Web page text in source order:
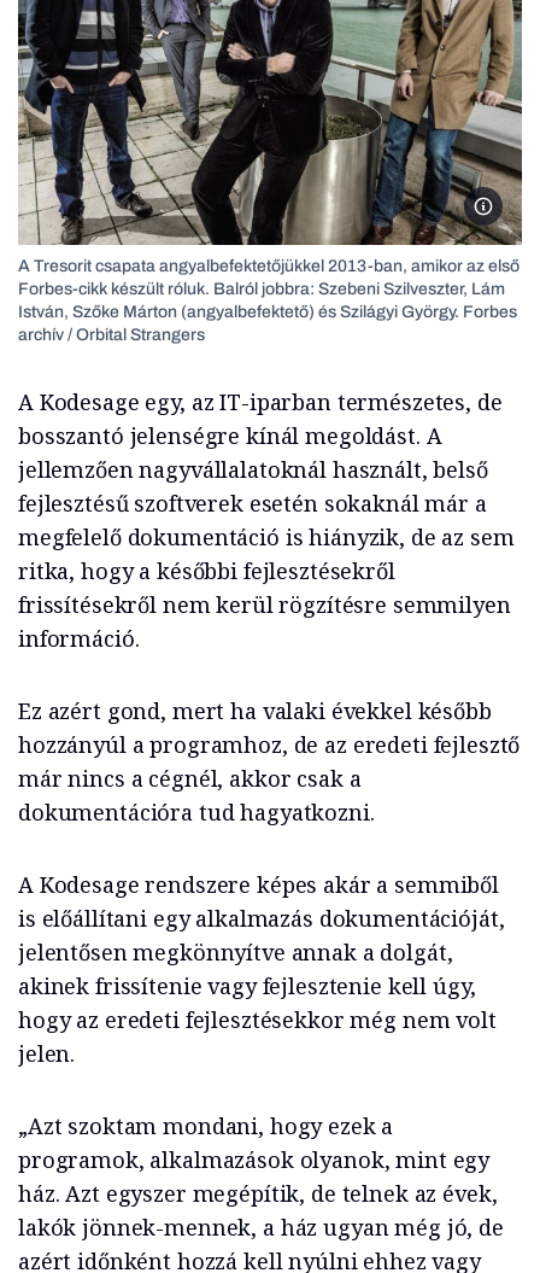
A
A Tresorit csapata angyalbefektetőjükkel 2013-ban, amikor az első
Forbes-cikk készült róluk. Balról jobbra: Szebeni Szilveszter, Lám
István, Szőke Márton (angyalbefektető) és Szilágyi György. Forbes
archív / Orbital Strangers
A Kodesage egy, az IT-iparban természetes, de
bosszantó jelenségre kínál megoldást. A
jellemzően nagyvállalatoknál használt, belső
fejlesztésű szoftverek esetén sokaknál már a
megfelelő dokumentáció is hiányzik, de az sem
ritka, hogy a későbbi fejlesztésekről
frissítésekről nem kerül rögzítésre semmilyen
információ.
Ez azért gond, mert ha valaki évekkel később
hozzányúl a programhoz, de az eredeti fejlesztő
már nincs a cégnél, akkor csak a
dokumentációra tud hagyatkozni.
A Kodesage rendszere képes akár a semmiből
is előállítani egy alkalmazás dokumentációját,
jelentősen megkönnyítve annak a dolgát,
akinek frissítenie vagy fejlesztenie kell úgy,
hogy az eredeti fejlesztésekkor még nem volt
jelen.
„Azt szoktam mondani, hogy ezek a
programok, alkalmazások olyanok, mint egy
ház. Azt egyszer megépítik, de telnek az évek,
lakók jönnek-mennek, a ház ugyan még jó, de
azért időnként hozzá kell nyúlni ehhez vagy